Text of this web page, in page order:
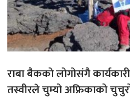
राबा बैकको लोगोसंगै
तस्वीरले चुम्यो अफ्रिकाको